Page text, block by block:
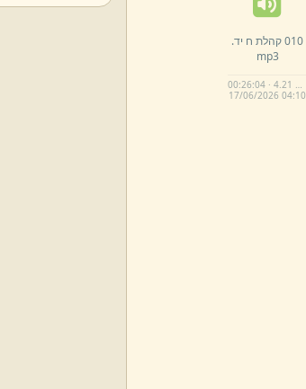
010 קהלת ח יד.
mp3
00:26:04 · 4.21 MB
17/06/2026 04:10